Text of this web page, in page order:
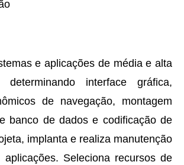
e aplicações de média e alta
determinando interface gráfica,
de navegação, montagem
banco de dados e codificação de
implanta e realiza manutenção
Seleciona recursos de